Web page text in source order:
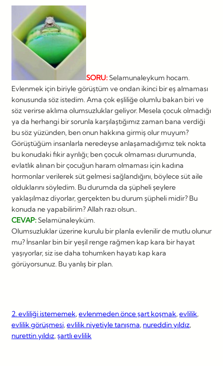
SORU:Selamunaleykum hocam.
Evlenmek için biriyle görüştüm ve ondan ikinci bir eş almaması
konusunda söz istedim. Ama çok eşliliğe olumlu bakan biri ve
söz verirse aklıma olumsuzluklar geliyor. Mesela çocuk olmadığı
ya da herhangi bir sorunla karşılaştığımız zaman bana verdiği
bu söz yüzünden, ben onun hakkına girmiş olur muyum?
Görüştüğüm insanlarla neredeyse anlaşamadığımız tek nokta
bu konudaki fikir ayrılığı; ben çocuk olmaması durumunda,
evlatlık alınan bir çocuğun haram olmaması için kadına
hormonlar verilerek süt gelmesi sağlandığını, böylece süt aile
olduklarını söyledim. Bu durumda da şüpheli şeylere
yaklaşılmaz diyorlar, gerçekten bu durum şüpheli midir? Bu
konuda ne yapabilirim? Allah razı olsun..
CEVAP:Selamünaleyküm.
Olumsuzluklar üzerine kurulu bir planla evlenilir de mutlu olunur
mu? İnsanlar bin bir yeşil renge rağmen kap kara bir hayat
yaşıyorlar, siz ise daha tohumken hayatı kap kara
görüyorsunuz. Bu yanlış bir plan.
2. evliliği istememek, evlenmeden önce şart koşmak, evlilik
evlilik görüşmesi, evlilik niyetiyle tanışma, nureddin yıldız
nurettin yıldız, şartlı evlilik